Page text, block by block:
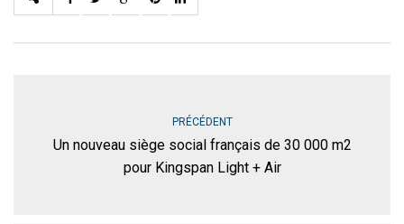
PRÉCÉDENT
Un nouveau siège social français de 30 000 m2
pour Kingspan Light + Air